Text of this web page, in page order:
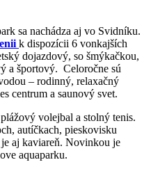
sa nachádza aj vo Svidníku.
k dispozícii 6 vonkajších
dojazdový, so šmýkačkou,
a športový. Celoročne sú
– rodinný, relaxačný
centrum a saunový svet.
volejbal a stolný tenis.
autíčkach, pieskovisku
aj kaviareň. Novinkou je
aquaparku.